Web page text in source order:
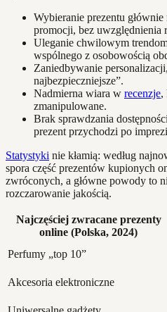
Wybieranie prezentu
promocji, bez uwzględnienia
Uleganie chwilowym
wspólnego z osobowością
Zaniedbywanie
najbezpieczniejsze”.
Nadmierna wiara w recenzje,
zmanipulowane.
Brak sprawdzania
prezent przychodzi po
Statystyki nie kłamią: według
spora część prezentów kupionych
zwróconych, a główne powody to
rozczarowanie jakością.
Najczęściej zwracane prezenty
online (Polska, 2024)
Perfumy „top 10”
Akcesoria elektroniczne